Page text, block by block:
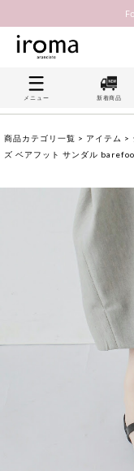
メニュー 新着商品
商品カテゴリ一覧 > アイテム >
ズ ベアフット サンダル